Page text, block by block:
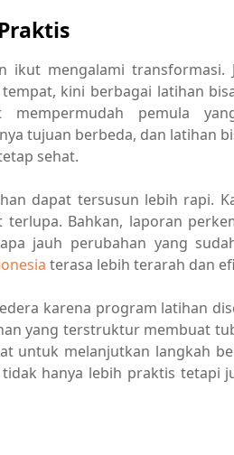
ikut mengalami transformasi.
kini berbagai latihan
pemula
tujuan berbeda, dan latihan
sehat.
dapat tersusun lebih rapi.
Bahkan, laporan
jauh perubahan yang
terasa lebih terarah dan
karena program latihan
yang terstruktur membuat
untuk melanjutkan langkah
hanya lebih praktis tetapi